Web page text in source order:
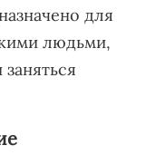
для
людьми,